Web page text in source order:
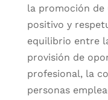
la promoción de
positivo y
equilibrio entre
provisión de
profesional, la
personas